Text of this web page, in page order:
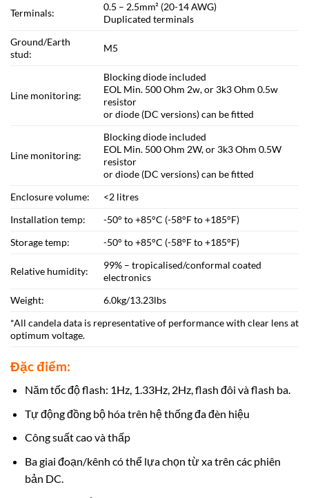
Terminals:
0.5 – 2.5mm² (20-14 AWG)
Duplicated terminals
Ground/Earth
stud:
M5
Line monitoring:
Blocking diode included
EOL Min. 500 Ohm 2w, or 3k3 Ohm 0.5w
resistor
or diode (DC versions) can be fitted
Line monitoring:
Blocking diode included
EOL Min. 500 Ohm 2W, or 3k3 Ohm 0.5W
resistor
or diode (DC versions) can be fitted
Enclosure volume:
<2 litres
Installation temp:
-50° to +85°C (-58°F to +185°F)
Storage temp:
-50° to +85°C (-58°F to +185°F)
Relative humidity:
99% – tropicalised/conformal coated
electronics
Weight:
6.0kg/13.23lbs
*All candela data is representative of performance with clear lens at
optimum voltage.
Đặc điểm:
Năm tốc độ flash: 1Hz, 1.33Hz, 2Hz, flash đôi và flash ba.
Tự động đồng bộ hóa trên hệ thống đa đèn hiệu
Công suất cao và thấp
Ba giai đoạn/kênh có thể lựa chọn từ xa trên các phiên
bản DC.